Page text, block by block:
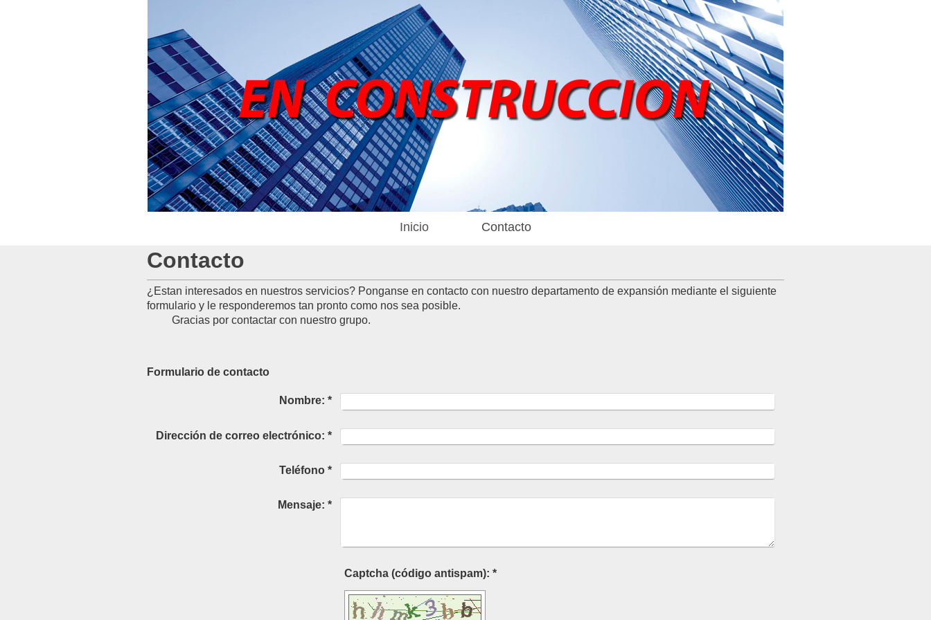
Inicio Contacto
Contacto
¿Estan interesados en nuestros servicios? Ponganse en contacto con nuestro departamento de expansión mediante el siguiente
formulario y le responderemos tan pronto como nos sea posible.
Gracias por contactar con nuestro grupo.
Formulario de contacto
Nombre: *
Dirección de correo electrónico: *
Teléfono*
Mensaje: *
Captcha (código antispam): *